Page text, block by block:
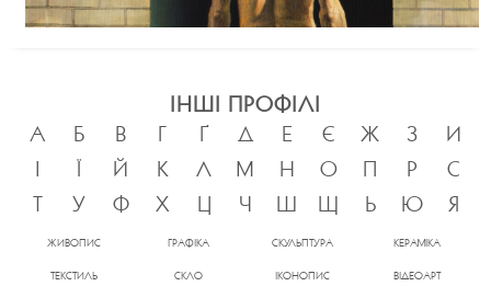
ІНШІ ПРОФІЛІ
А
Б В Г Ґ Д Е Є Ж З
И
І
Ї Й К Л М Н О П Р
С
Т
У Ф Х Ц Ч Ш Щ Ь Ю Я
ЖИВОПИС ГРАФІКА СКУЛЬПТУРА КЕРАМІКА
ТЕКСТИЛЬ СКЛО ІКОНОПИС ВІДЕОАРТ